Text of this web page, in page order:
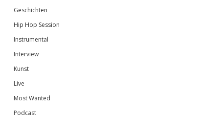
Geschichten
Hip Hop Session
Instrumental
Interview
Kunst
Live
Most Wanted
Podcast